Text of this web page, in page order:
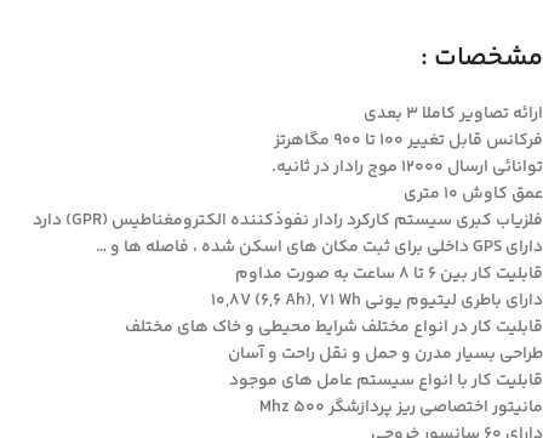
مشخصات :
ارائه تصاویر کاملا ۳ بعدی
فرکانس قابل تغییر ۱۰۰ تا ۹۰۰ مگاهرتز
توانائی ارسال ۱۲۰۰۰ موج رادار در ثانیه.
عمق کاوش ۱۰ متری
فلزیاب کبری سیستم کارکرد رادار نفوذکننده الکترومغناطیس (GPR) دارد
دارای GPS داخلی برای ثبت مکان های اسکن شده ، فاصله ها و …
قابلیت کار بین ۶ تا ۸ ساعت به صورت مداوم
دارای باطری لیتیوم یونی ۱۰,۸V (6,6 Ah), 71 Wh
قابلیت کار در انواع مختلف شرایط محیطی و خاک های مختلف
طراحی بسیار مدرن و حمل و نقل راحت و آسان
قابلیت کار با انواع سیستم عامل های موجود
مانیتور اختصاصی ریز پردازشگر Mhz 500